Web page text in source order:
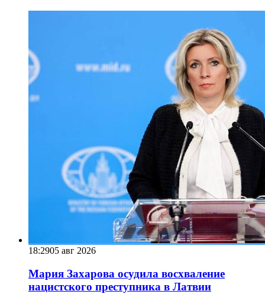
18:2905 авг 2026
Мария Захарова осудила восхваление
нацистского преступника в Латвии